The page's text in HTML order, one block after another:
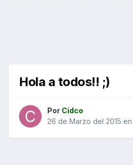
Hola a todos!! ;)
Por Cidco
26 de Marzo del 2015 en